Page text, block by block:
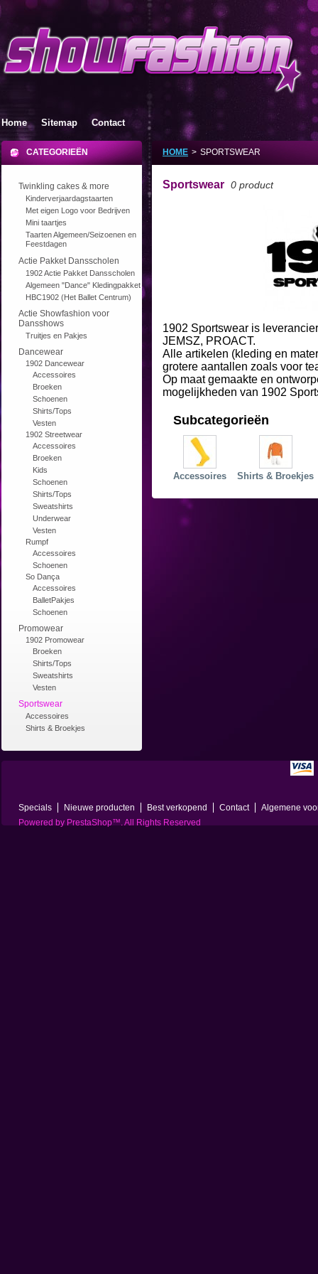
Home Sitemap Contact
CATEGORIEËN
Twinkling cakes & more
Kinderverjaardagstaarten
Met eigen Logo voor Bedrijven
Mini taartjes
Taarten Algemeen/Seizoenen en
Feestdagen
Actie Pakket Dansscholen
1902 Actie Pakket Dansscholen
Algemeen "Dance" Kledingpakket
HBC1902 (Het Ballet Centrum)
Actie Showfashion voor
Dansshows
Truitjes en Pakjes
Dancewear
1902 Dancewear
Accessoires
Broeken
Schoenen
Shirts/Tops
Vesten
1902 Streetwear
Accessoires
Broeken
Kids
Schoenen
Shirts/Tops
Sweatshirts
Underwear
Vesten
Rumpf
Accessoires
Schoenen
So Dança
Accessoires
BalletPakjes
Schoenen
Promowear
1902 Promowear
Broeken
Shirts/Tops
Sweatshirts
Vesten
Sportswear
Accessoires
Shirts & Broekjes
HOME > SPORTSWEAR
Sportswear 0 product
1902 Sportswear is
JEMSZ, PROACT.
Alle artikelen (kleding en
grotere aantallen zoals voor
Op maat gemaakte en
mogelijkheden van 1902
Subcategorieën
Accessoires Shirts & Broekjes
Specials Nieuwe producten Best verkopend Contact
Algemene
Powered by PrestaShop™. All Rights Reserved